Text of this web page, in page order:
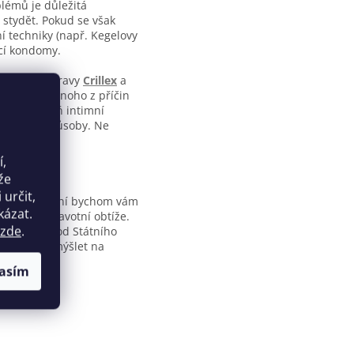
určit,
zde.
je důležitá
Pokud se však
techniky (např. Kegelovy
kondomy.
stravy Crillex a
vliv na mnoho z příčin
alespoň intimní
způsoby. Ne
používání bychom vám
zdravotní obtíže.
od Státního
moci pomýšlet na